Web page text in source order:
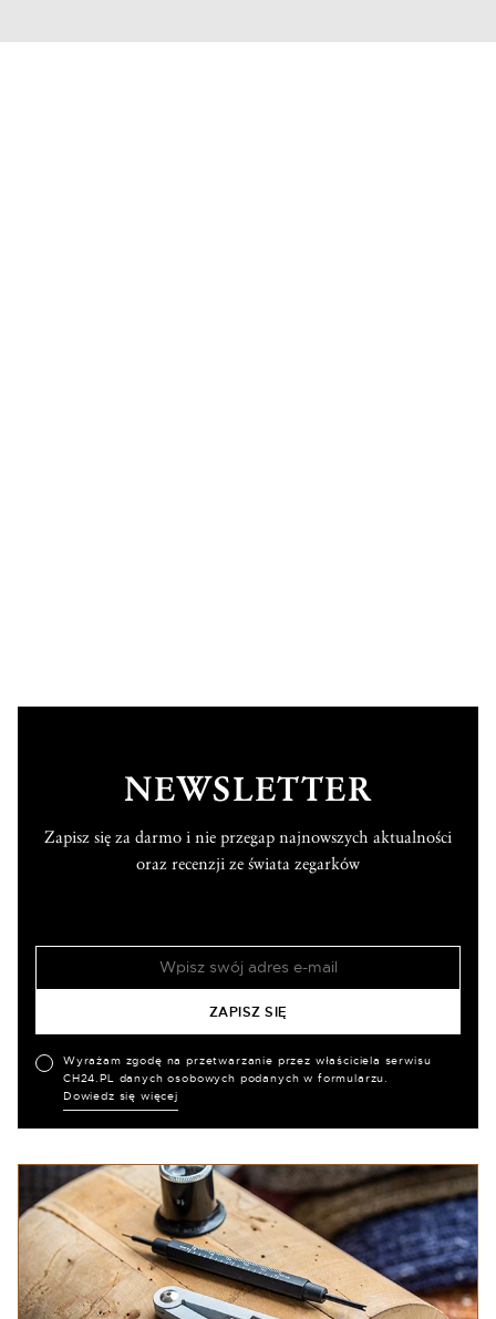
NEWSLETTER
Zapisz się za darmo i nie przegap najnowszych aktualności
oraz recenzji ze świata zegarków
Wyrażam zgodę na przetwarzanie przez właściciela serwisu
CH24.PL danych osobowych podanych w formularzu.
Dowiedz się więcej